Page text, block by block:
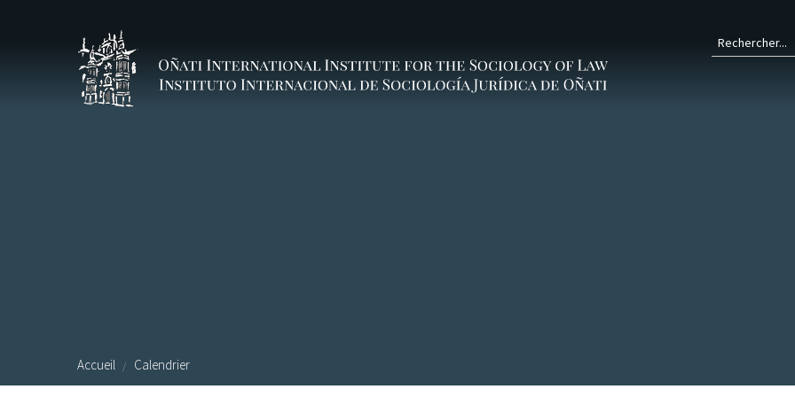
Accueil Calendrier